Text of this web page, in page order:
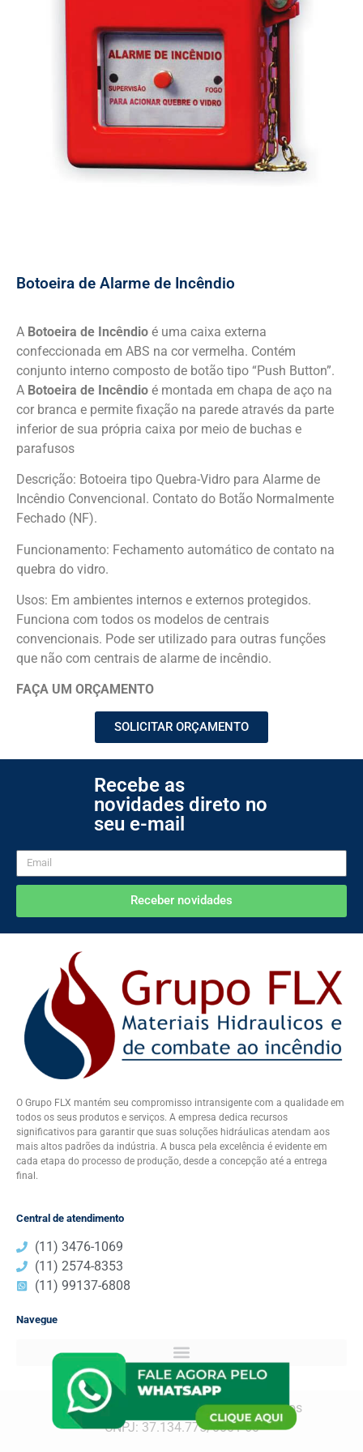
Botoeira de Alarme de Incêndio
A Botoeira de Incêndio é uma caixa externa
confeccionada em ABS na cor vermelha. Contém
conjunto interno composto de botão tipo “Push Button”.
A Botoeira de Incêndio é montada em chapa de aço na
cor branca e permite fixação na parede através da parte
inferior de sua própria caixa por meio de buchas e
parafusos
Descrição: Botoeira tipo Quebra-Vidro para Alarme de
Incêndio Convencional. Contato do Botão Normalmente
Fechado (NF).
Funcionamento: Fechamento automático de contato na
quebra do vidro.
Usos: Em ambientes internos e externos protegidos.
Funciona com todos os modelos de centrais
convencionais. Pode ser utilizado para outras funções
que não com centrais de alarme de incêndio.
FAÇA UM ORÇAMENTO
SOLICITAR ORÇAMENTO
Recebe as
novidades direto no
seu e-mail
Receber novidades
O Grupo FLX mantém seu compromisso intransigente com a qualidade em
todos os seus produtos e serviços. A empresa dedica recursos
significativos para garantir que suas soluções hidráulicas atendam aos
mais altos padrões da indústria. A busca pela excelência é evidente em
cada etapa do processo de produção, desde a concepção até a entrega
final.
Central de atendimento
(11) 3476-1069
(11) 2574-8353​
(11) 99137-6808​
Navegue
Grupo FLX – Todos os Direitos reservados
CNPJ: 37.134.775/0001-60